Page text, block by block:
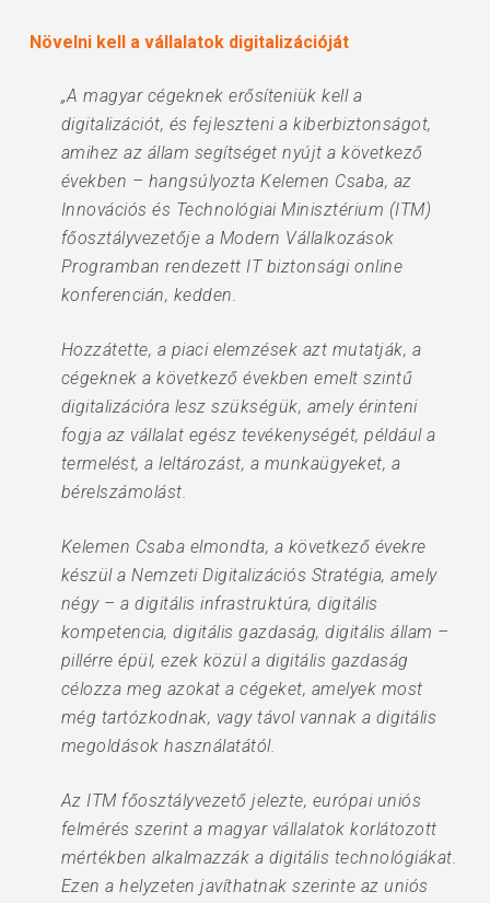
Növelni kell a vállalatok digitalizációját
„A magyar cégeknek erősíteniük kell a
digitalizációt, és fejleszteni a kiberbiztonságot,
amihez az állam segítséget nyújt a következő
években – hangsúlyozta Kelemen Csaba, az
Innovációs és Technológiai Minisztérium (ITM)
főosztályvezetője a Modern Vállalkozások
Programban rendezett IT biztonsági online
konferencián, kedden.
Hozzátette, a piaci elemzések azt mutatják, a
cégeknek a következő években emelt szintű
digitalizációra lesz szükségük, amely érinteni
fogja az vállalat egész tevékenységét, például a
termelést, a leltározást, a munkaügyeket, a
bérelszámolást.
Kelemen Csaba elmondta, a következő évekre
készül a Nemzeti Digitalizációs Stratégia, amely
négy – a digitális infrastruktúra, digitális
kompetencia, digitális gazdaság, digitális állam –
pillérre épül, ezek közül a digitális gazdaság
célozza meg azokat a cégeket, amelyek most
még tartózkodnak, vagy távol vannak a digitális
megoldások használatától.
Az ITM főosztályvezető jelezte, európai uniós
felmérés szerint a magyar vállalatok korlátozott
mértékben alkalmazzák a digitális technológiákat.
Ezen a helyzeten javíthatnak szerinte az uniós